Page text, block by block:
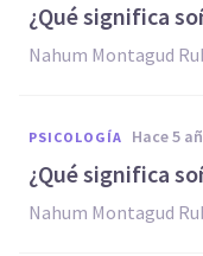
¿Qué significa
Nahum Montagud
PSICOLOGÍA hace 5
¿Qué significa
Nahum Montagud